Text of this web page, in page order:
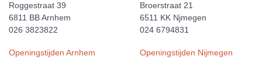
Roggestraat 39
6811 BB Arnhem
026 3823822
Openingstijden Arnhem
Broerstraat 21
6511 KK Njmegen
024 6794831
Openingstijden Nijmegen